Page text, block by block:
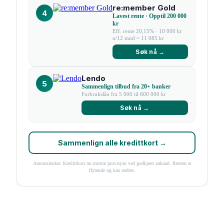
4
re:member Gold
Lavest rente · Opptil 200 000
kr
Eff. rente 20,15% · 10 000 kr
o/12 mnd = 11 085 kr
Søk nå →
5
Lendo
Sammenlign tilbud fra 20+ banker
Forbrukslån fra 5 000 til 600 000 kr
Søk nå →
Sammenlign alle kredittkort →
Annonslenker. Kredittkort.nu mottar provisjon ved godkjent søknad. Renten er
flytende og kan endres.